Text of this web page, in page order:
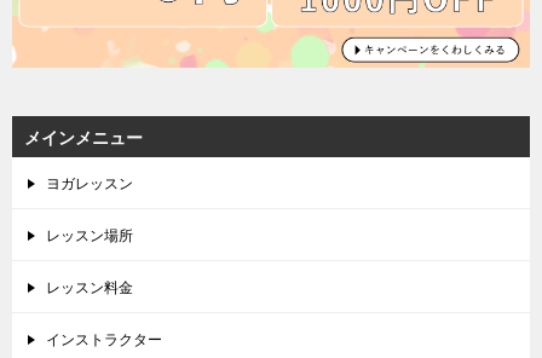
メインメニュー
ヨガレッスン
レッスン場所
レッスン料金
インストラクター